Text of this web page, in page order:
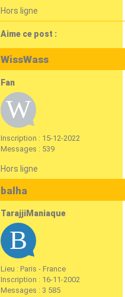
Hors ligne
Aime ce post :
WissWass
Fan
Inscription : 15-12-2022
Messages : 539
Hors ligne
balha
TarajjiManiaque
Lieu : Paris - France
Inscription : 16-11-2002
Messages : 3 585